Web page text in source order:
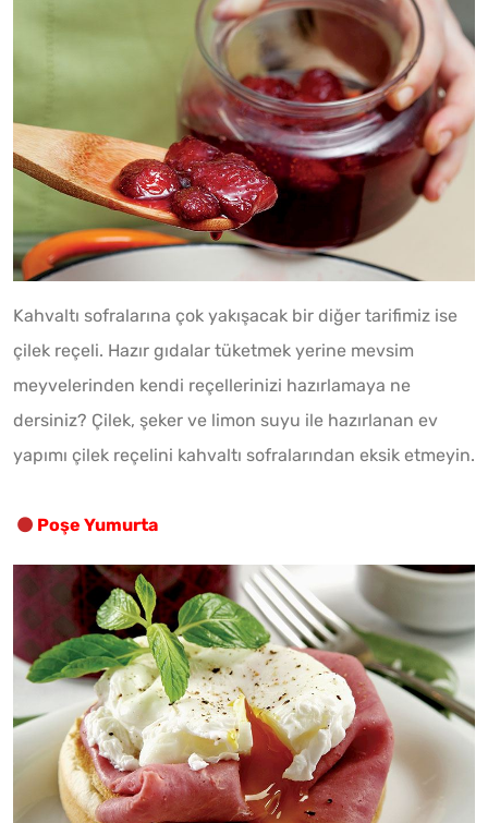
Kahvaltı sofralarına çok yakışacak bir diğer tarifimiz ise
çilek reçeli. Hazır gıdalar tüketmek yerine mevsim
meyvelerinden kendi reçellerinizi hazırlamaya ne
dersiniz? Çilek, şeker ve limon suyu ile hazırlanan ev
yapımı çilek reçelini kahvaltı sofralarından eksik etmeyin.
Poşe Yumurta